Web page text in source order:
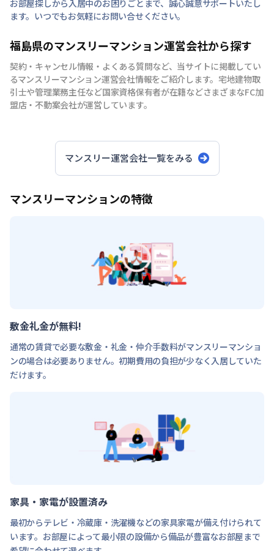
お部屋探しから入居中のお困りごとまで、誠心誠意サポートいたし
ます。いつでもお気軽にお問い合せください。
福島県のマンスリーマンション運営会社から探す
契約・キャンセル情報・よくある質問など、当サイトに掲載してい
るマンスリーマンション運営会社情報をご紹介します。宅地建物取
引士や管理業務主任など国家資格保有者が在籍などさまざまなFC加
盟店・不動案会社が運営しています。
マンスリー運営会社一覧をみる
マンスリーマンションの特徴
敷金礼金が無料!
通常の賃貸で必要な敷金・礼金・仲介手数料がマンスリーマンショ
ンの場合は必要ありません。初期費用の負担が少なく入居していた
だけます。
家具・家電が設置済み
最初からテレビ・冷蔵庫・洗濯機などの家具家電が備え付けられて
います。お部屋によって最小限の設備から備品が豊富なお部屋まで